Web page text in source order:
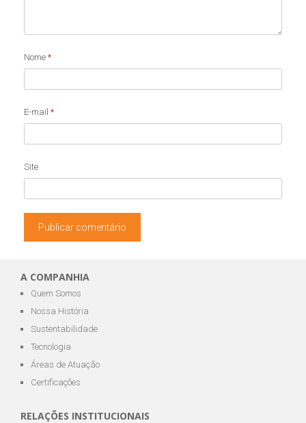
Nome *
E-mail *
Site
A COMPANHIA
Quem Somos
Nossa História
Sustentabilidade
Tecnologia
Áreas de Atuação
Certificações
RELAÇÕES INSTITUCIONAIS